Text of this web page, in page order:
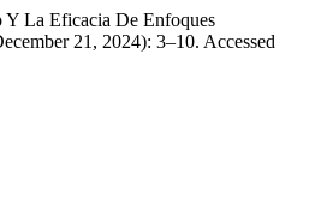
Y La Eficacia De Enfoques
21, 2024): 3–10. Accessed